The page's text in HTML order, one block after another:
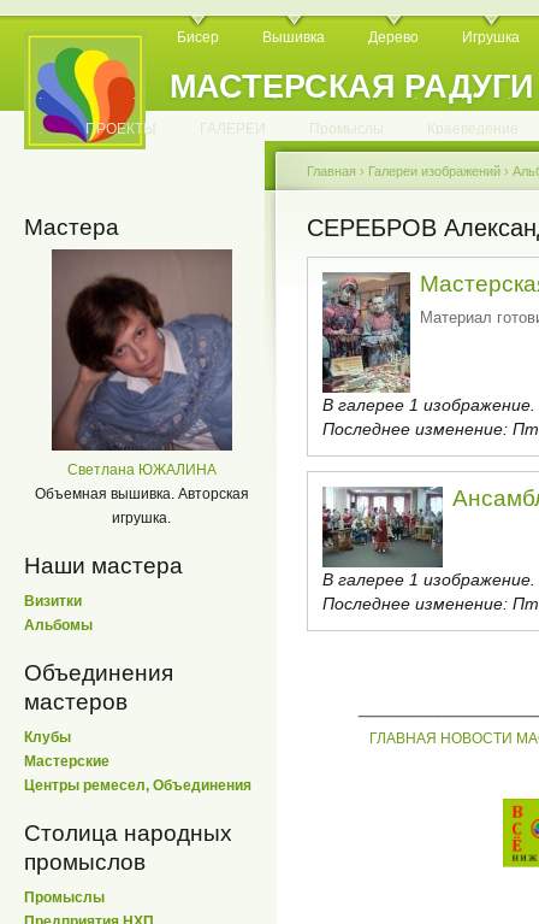
МАСТЕРСКАЯ РАДУГИ
Бисер Вышивка Дерево Игрушка
. . . . . . . . . . .
. ПРОЕКТЫ ГАЛЕРЕИ Промыслы Краеведение
Мастера
Светлана ЮЖАЛИНА
Объемная вышивка. Авторская
игрушка.
Наши мастера
Визитки
Альбомы
Объединения
мастеров
Клубы
Мастерские
Центры ремесел, Объединения
Столица народных
промыслов
Промыслы
Главная › Галереи изображений ›
СЕРЕБРОВ
Материал
В галерее 1 изображение.
Последнее изменение:
В галерее 1 изображение.
Последнее изменение:
ГЛАВНАЯ НОВОСТИ